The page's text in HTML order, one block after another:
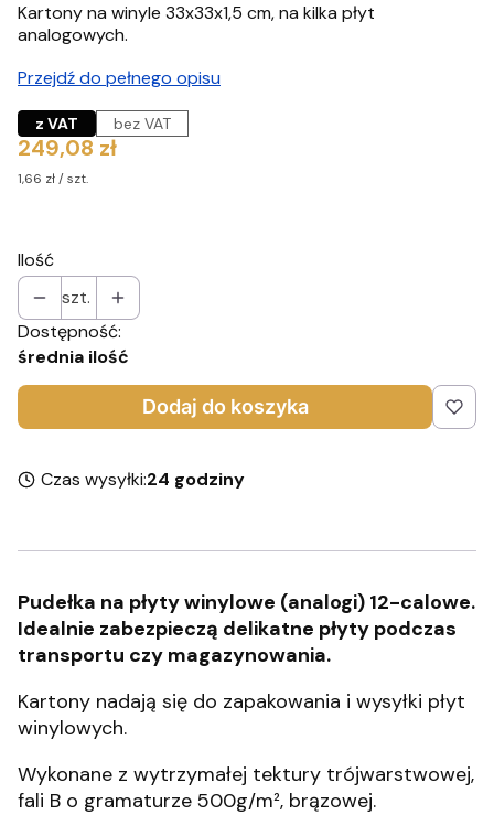
Kartony na winyle 33x33x1,5 cm, na kilka płyt
analogowych.
Przejdź do pełnego opisu
z VAT bez VAT
Cena
249,08 zł
1,66 zł / szt.
Ilość
szt.
Dostępność:
średnia ilość
Dodaj do koszyka
Czas wysyłki:24 godziny
Pudełka na płyty winylowe (analogi) 12-calowe.
Idealnie zabezpieczą delikatne płyty podczas
transportu czy magazynowania.
Kartony nadają się do zapakowania i wysyłki płyt
winylowych.
Wykonane z wytrzymałej tektury trójwarstwowej,
fali B o gramaturze 500g/m², brązowej.